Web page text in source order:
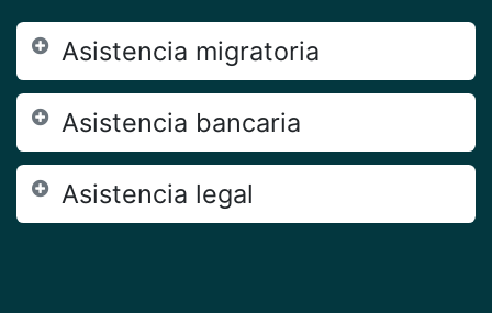
Asistencia migratoria
Asistencia bancaria
Asistencia legal